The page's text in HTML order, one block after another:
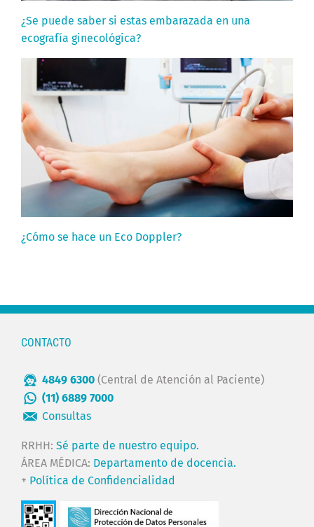
¿Se puede saber si estas embarazada en una
ecografía ginecológica?
¿Cómo se hace un Eco Doppler?
CONTACTO
4849 6300 (Central de Atención al Paciente)
(11) 6889 7000
Consultas
RRHH: Sé parte de nuestro equipo.
ÁREA MÉDICA: Departamento de docencia.
+ Política de Confidencialidad